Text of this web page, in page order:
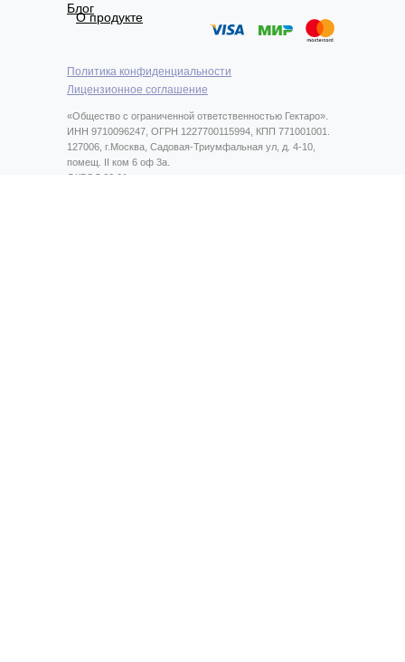
Политика конфиденциальности
Лицензионное соглашение
«Общество с ограниченной ответственностью Гектаро».
ИНН 9710096247, ОГРН 1227700115994, КПП 771001001.
127006, г.Москва, Садовая-Триумфальная ул, д. 4-10,
помещ. II ком 6 оф 3а.
ОКВЭД 62.01
Блог
О продукте